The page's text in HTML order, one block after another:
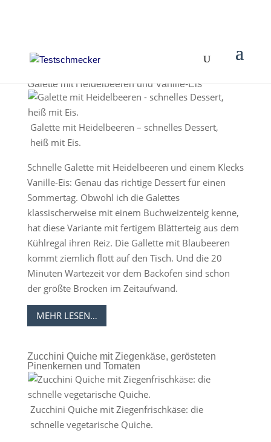
Galette mit Heidelbeeren und Vanille-Eis
Galette mit Heidelbeeren – schnelles Dessert,
heiß mit Eis.
Schnelle Galette mit Heidelbeeren und einem Klecks
Vanille-Eis: Genau das richtige Dessert für einen
Sommertag. Obwohl ich die Galettes
klassischerweise mit einem Buchweizenteig kenne,
hat diese Variante mit fertigem Blätterteig aus dem
Kühlregal ihren Reiz. Die Gallette mit Blaubeeren
kommt ziemlich flott auf den Tisch. Und die 20
Minuten Wartezeit vor dem Backofen sind schon
der größte Brocken im Zeitaufwand.
MEHR LESEN…
Zucchini Quiche mit Ziegenkäse, gerösteten
Pinenkernen und Tomaten
Zucchini Quiche mit Ziegenfrischkäse: die
schnelle vegetarische Quiche.